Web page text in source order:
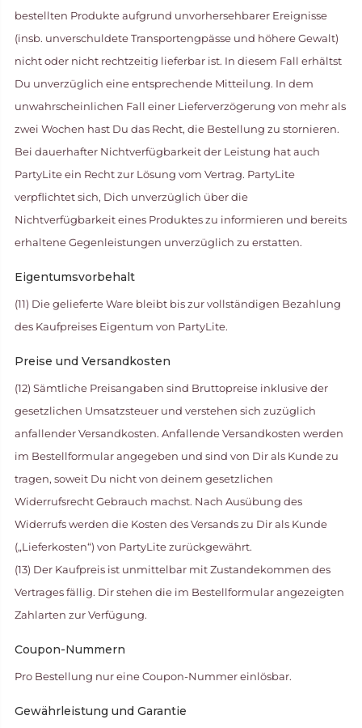
bestellten Produkte aufgrund unvorhersehbarer Ereignisse
(insb. unverschuldete Transportengpässe und höhere Gewalt)
nicht oder nicht rechtzeitig lieferbar ist. In diesem Fall erhältst
Du unverzüglich eine entsprechende Mitteilung. In dem
unwahrscheinlichen Fall einer Lieferverzögerung von mehr als
zwei Wochen hast Du das Recht, die Bestellung zu stornieren.
Bei dauerhafter Nichtverfügbarkeit der Leistung hat auch
PartyLite ein Recht zur Lösung vom Vertrag. PartyLite
verpflichtet sich, Dich unverzüglich über die
Nichtverfügbarkeit eines Produktes zu informieren und bereits
erhaltene Gegenleistungen unverzüglich zu erstatten.
Eigentumsvorbehalt
(11) Die gelieferte Ware bleibt bis zur vollständigen Bezahlung
des Kaufpreises Eigentum von PartyLite.
Preise und Versandkosten
(12) Sämtliche Preisangaben sind Bruttopreise inklusive der
gesetzlichen Umsatzsteuer und verstehen sich zuzüglich
anfallender Versandkosten. Anfallende Versandkosten werden
im Bestellformular angegeben und sind von Dir als Kunde zu
tragen, soweit Du nicht von deinem gesetzlichen
Widerrufsrecht Gebrauch machst. Nach Ausübung des
Widerrufs werden die Kosten des Versands zu Dir als Kunde
(„Lieferkosten“) von PartyLite zurückgewährt.
(13) Der Kaufpreis ist unmittelbar mit Zustandekommen des
Vertrages fällig. Dir stehen die im Bestellformular angezeigten
Zahlarten zur Verfügung.
Coupon-Nummern
Pro Bestellung nur eine Coupon-Nummer einlösbar.
Gewährleistung und Garantie